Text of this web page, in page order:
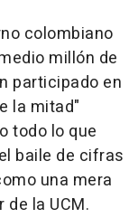
colombiano
millón de
participado en
la mitad"
todo lo que
baile de cifras
una mera
la UCM.